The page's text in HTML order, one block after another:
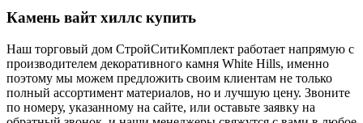
Камень вайт хиллс купить
Наш торговый дом СтройСитиКомплект работает напрямую с
производителем декоративного камня White Hills, именно
поэтому мы можем предложить своим клиентам не только
полный ассортимент материалов, но и лучшую цену. Звоните
по номеру, указанному на сайте, или оставьте заявку на